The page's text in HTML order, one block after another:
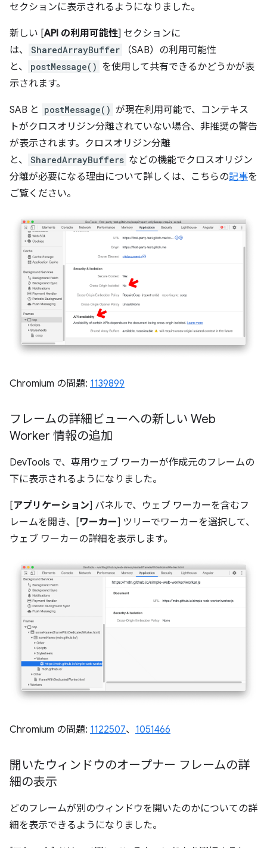
セクションに表示されるようになりました。
新しい [API の利用可能性] セクションに
は、
SharedArrayBuffer
（SAB）の利用可能性
と、
postMessage() を使用して共有できるかどうかが表
示されます。
SAB と postMessage() が現在利用可能で、コンテキス
トがクロスオリジン分離されていない場合、非推奨の警告
が表示されます。クロスオリジン分離
と、
SharedArrayBuffers などの機能でクロスオリジン
分離が必要になる理由について詳しくは、こちらの記事を
ご覧ください。
Chromium の問題: 1139899
フレームの詳細ビューへの新しい Web
Worker 情報の追加
DevTools で、専用ウェブ ワーカーが作成元のフレームの
下に表示されるようになりました。
[アプリケーション] パネルで、ウェブ ワーカーを含むフ
レームを開き、[ワーカー] ツリーでワーカーを選択して、
ウェブ ワーカーの詳細を表示します。
Chromium の問題: 1122507、 1051466
開いたウィンドウのオープナー フレームの詳
細の表示
どのフレームが別のウィンドウを開いたのかについての詳
細を表示できるようになりました。